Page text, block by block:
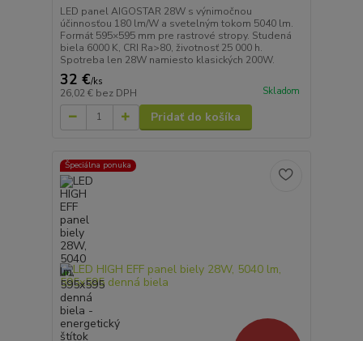
LED panel AIGOSTAR 28W s výnimočnou
účinnosťou 180 lm/W a svetelným tokom 5040 lm.
Formát 595×595 mm pre rastrové stropy. Studená
biela 6000 K, CRI Ra>80, životnosť 25 000 h.
Spotreba len 28W namiesto klasických 200W.
32 €/ks
26,02 € bez DPH Skladom
Pridať do košíka
Špeciálna ponuka